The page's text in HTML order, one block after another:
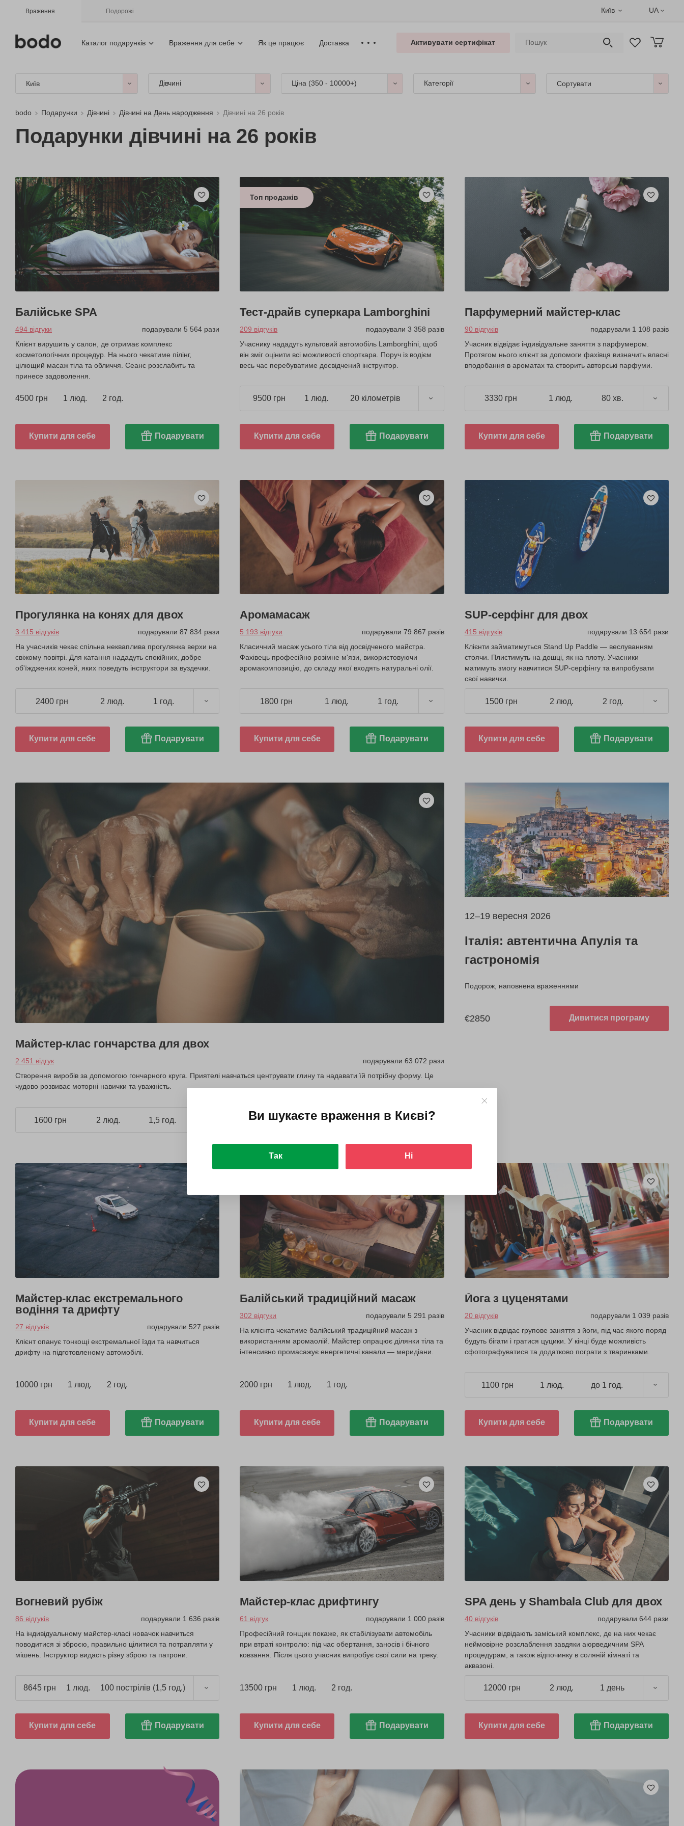
Враження Подорожі Київ UA
Каталог подарунків Враження для себе Як це працює Доставка Активувати сертифікат
Київ Дівчині Ціна (350 - 10000+) Категорії Сортувати
bodo Подарунки Дівчині Дівчині на День народження Дівчині на 26 років
Подарунки дівчині на 26 років
Балійське SPA
494 відгуки
подарували 5 564 рази
Клієнт вирушить у салон, де отримає комплекс
косметологічних процедур. На нього чекатиме пілінг,
цілющий масаж тіла та обличчя. Сеанс розслабить та
принесе задоволення.
4500 грн 1 люд. 2 год.
Купити для себе Подарувати
Топ продажів
Тест-драйв суперкара Lamborghini
209 відгуків
подарували 3 358 разів
Учаснику нададуть культовий автомобіль Lamborghini, щоб
він зміг оцінити всі можливості спорткара. Поруч із водієм
весь час перебуватиме досвідчений інструктор.
9500 грн 1 люд. 20 кілометрів
Купити для себе Подарувати
Парфумерний майстер-клас
90 відгуків
подарували 1 108 разів
Учасник відвідає індивідуальне заняття з парфумером.
Протягом нього клієнт за допомоги фахівця визначить власні
вподобання в ароматах та створить авторські парфуми.
3330 грн 1 люд. 80 хв.
Купити для себе Подарувати
Прогулянка на конях для двох
3 415 відгуків
подарували 87 834 рази
На учасників чекає спільна некваплива прогулянка верхи на
свіжому повітрі. Для катання нададуть спокійних, добре
об'їжджених коней, яких поведуть інструктори за вуздечки.
2400 грн 2 люд. 1 год.
Купити для себе Подарувати
Аромамасаж
5 193 відгуки
подарували 79 867 разів
Класичний масаж усього тіла від досвідченого майстра.
Фахівець професійно розімне м'язи, використовуючи
аромакомпозицію, до складу якої входять натуральні олії.
1800 грн 1 люд. 1 год.
Купити для себе Подарувати
SUP-серфінг для двох
415 відгуків
подарували 13 654 рази
Клієнти займатимуться Stand Up Paddle — веслуванням
стоячи. Плистимуть на дошці, як на плоту. Учасники
матимуть змогу навчитися SUP-серфінгу та випробувати
свої навички.
1500 грн 2 люд. 2 год.
Купити для себе Подарувати
Майстер-клас гончарства для двох
2 451 відгук
подарували 63 072 рази
Створення виробів за допомогою гончарного круга. Приятелі навчаться центрувати глину та надавати їй потрібну форму. Це
чудово розвиває моторні навички та уважність.
1600 грн 2 люд. 1,5 год. Купити для себе Подарувати
12–19 вересня 2026
Італія: автентична Апулія та
гастрономія
Подорож, наповнена враженнями
€2850 Дивитися програму
Майстер-клас екстремального
водіння та дрифту
27 відгуків
подарували 527 разів
Клієнт опанує тонкощі екстремальної їзди та навчиться
дрифту на підготовленому автомобілі.
10000 грн 1 люд. 2 год.
Купити для себе Подарувати
Балійський традиційний масаж
302 відгуки
подарували 5 291 разів
На клієнта чекатиме балійський традиційний масаж з
використанням аромаолій. Майстер опрацює ділянки тіла та
інтенсивно промасажує енергетичні канали — меридіани.
2000 грн 1 люд. 1 год.
Купити для себе Подарувати
Йога з цуценятами
20 відгуків
подарували 1 039 разів
Учасник відвідає групове заняття з йоги, під час якого поряд
будуть бігати і гратися цуцики. У кінці буде можливість
сфотографуватися та додатково пограти з тваринками.
1100 грн 1 люд. до 1 год.
Купити для себе Подарувати
Вогневий рубіж
86 відгуків
подарували 1 636 разів
На індивідуальному майстер-класі новачок навчиться
поводитися зі зброєю, правильно цілитися та потрапляти у
мішень. Інструктор видасть різну зброю та патрони.
8645 грн 1 люд. 100 пострілів (1,5 год.)
Купити для себе Подарувати
Майстер-клас дрифтингу
61 відгук
подарували 1 000 разів
Професійний гонщик покаже, як стабілізувати автомобіль
при втраті контролю: під час обертання, заносів і бічного
ковзання. Після цього учасник випробує свої сили на треку.
13500 грн 1 люд. 2 год.
Купити для себе Подарувати
SPA день у Shambala Club для двох
40 відгуків
подарували 644 рази
Учасники відвідають заміський комплекс, де на них чекає
неймовірне розслаблення завдяки аюрведичним SPA
процедурам, а також відпочинку в соляній кімнаті та
аквазоні.
12000 грн 2 люд. 1 день
Купити для себе Подарувати
Ви шукаєте враження в Києві?
Так Ні